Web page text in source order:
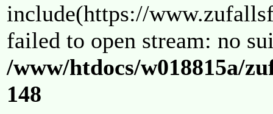
include(https://
failed to open stream: no
/www/htdocs/w018815a/
148